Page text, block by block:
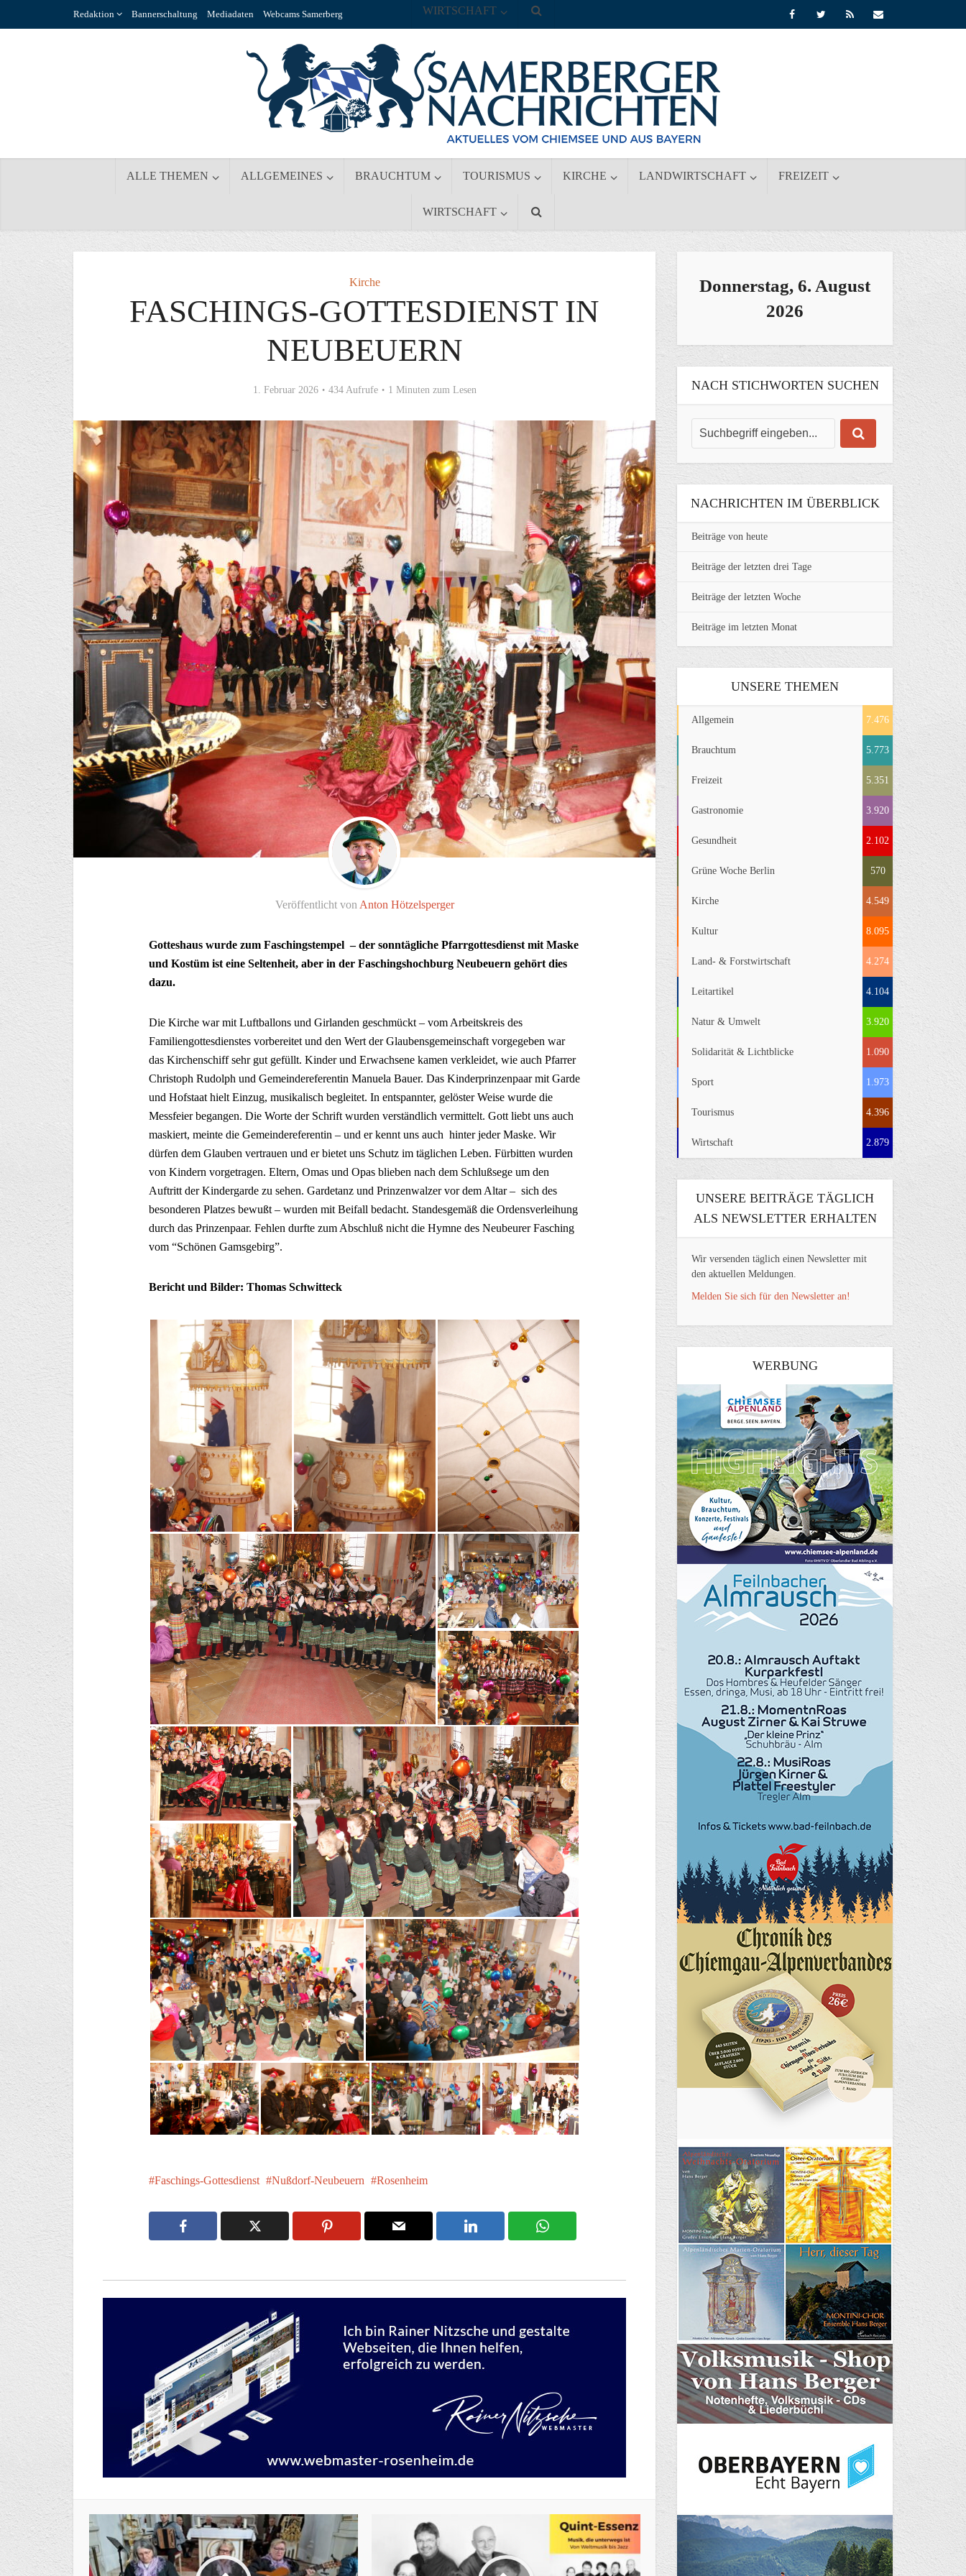
Redaktion Bannerschaltung Mediadaten Webcams Samerberg
ALLE THEMEN ALLGEMEINES BRAUCHTUM TOURISMUS KIRCHE LANDWIRTSCHAFT FREIZEIT
WIRTSCHAFT
WIRTSCHAFT
Kirche
FASCHINGS-GOTTESDIENST IN
NEUBEUERN
1. Februar 2026 434 Aufrufe 1 Minuten zum Lesen
Veröffentlicht von Anton Hötzelsperger
Gotteshaus wurde zum Faschingstempel – der sonntägliche Pfarrgottesdienst mit Maske
und Kostüm ist eine Seltenheit, aber in der Faschingshochburg Neubeuern gehört dies
dazu.
Die Kirche war mit Luftballons und Girlanden geschmückt – vom Arbeitskreis des
Familiengottesdienstes vorbereitet und den Wert der Glaubensgemeinschaft vorgegeben war
das Kirchenschiff sehr gut gefüllt. Kinder und Erwachsene kamen verkleidet, wie auch Pfarrer
Christoph Rudolph und Gemeindereferentin Manuela Bauer. Das Kinderprinzenpaar mit Garde
und Hofstaat hielt Einzug, musikalisch begleitet. In entspannter, gelöster Weise wurde die
Messfeier begangen. Die Worte der Schrift wurden verständlich vermittelt. Gott liebt uns auch
maskiert, meinte die Gemeindereferentin – und er kennt uns auch hinter jeder Maske. Wir
dürfen dem Glauben vertrauen und er bietet uns Schutz im täglichen Leben. Fürbitten wurden
von Kindern vorgetragen. Eltern, Omas und Opas blieben nach dem Schlußsege um den
Auftritt der Kindergarde zu sehen. Gardetanz und Prinzenwalzer vor dem Altar – sich des
besonderen Platzes bewußt – wurden mit Beifall bedacht. Standesgemäß die Ordensverleihung
durch das Prinzenpaar. Fehlen durfte zum Abschluß nicht die Hymne des Neubeurer Fasching
vom “Schönen Gamsgebirg”.
Bericht und Bilder: Thomas Schwitteck
Faschings-Gottesdienst Nußdorf-Neubeuern Rosenheim
Donnerstag, 6. August
2026
NACH STICHWORTEN SUCHEN
NACHRICHTEN IM ÜBERBLICK
Beiträge von heute
Beiträge der letzten drei Tage
Beiträge der letzten Woche
Beiträge im letzten Monat
UNSERE THEMEN
Allgemein 7.476
Brauchtum 5.773
Freizeit 5.351
Gastronomie 3.920
Gesundheit 2.102
Grüne Woche Berlin 570
Kirche 4.549
Kultur 8.095
Land- & Forstwirtschaft 4.274
Leitartikel 4.104
Natur & Umwelt 3.920
Solidarität & Lichtblicke 1.090
Sport 1.973
Tourismus 4.396
Wirtschaft 2.879
UNSERE BEITRÄGE TÄGLICH
ALS NEWSLETTER ERHALTEN
Wir versenden täglich einen Newsletter mit
den aktuellen Meldungen.
Melden Sie sich für den Newsletter an!
WERBUNG